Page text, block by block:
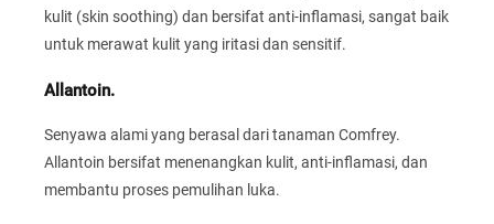
kulit (skin soothing) dan bersifat anti-inflamasi, sangat baik
untuk merawat kulit yang iritasi dan sensitif.
Allantoin.
Senyawa alami yang berasal dari tanaman Comfrey.
Allantoin bersifat menenangkan kulit, anti-inflamasi, dan
membantu proses pemulihan luka.